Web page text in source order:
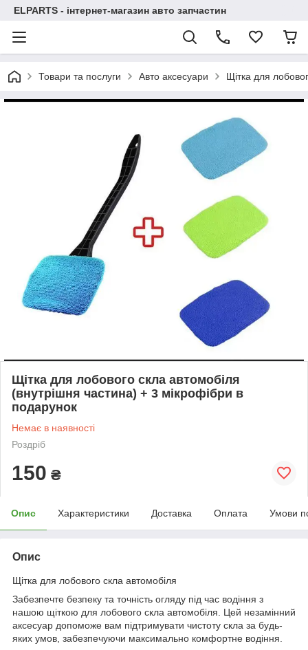
ELPARTS - інтернет-магазин авто запчастин
Товари та послуги Авто аксесуари Щітка для
Щітка для лобового скла автомобіля
(внутрішня частина) + 3 мікрофібри в
подарунок
Немає в наявності
Роздріб
150 ₴
Опис Характеристики Доставка Оплата Умови
Опис
Щітка для лобового скла автомобіля
Забезпечте безпеку та точність огляду під час водіння з
нашою щіткою для лобового скла автомобіля. Цей незамінний
аксесуар допоможе вам підтримувати чистоту скла за будь-
яких умов, забезпечуючи максимально комфортне водіння.